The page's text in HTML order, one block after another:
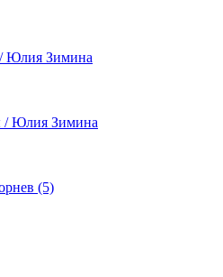
Юлия Зимина
/ Юлия Зимина
(5)